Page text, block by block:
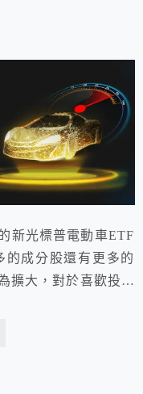
新光標普電動車ETF
的成分股還有更多的
擴大，對於喜歡投資
基金(00925)的完整